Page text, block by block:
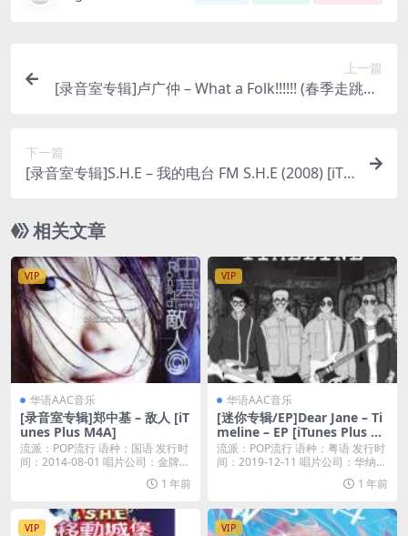
上一篇
[录音室专辑]卢广仲 – What a Folk!!!!!! (春季走跳版)
下一篇
[录音室专辑]S.H.E – 我的电台 FM S.H.E (2008) [iTu
相关文章
VIP
华语AAC音乐
[录音室专辑]郑中基 – 敌人 [iT
unes Plus M4A]
流派：POP流行 语种：国语 发行时
间：2014-08-01 唱片公司：金牌大
1 年前
VIP
华语AAC音乐
[迷你专辑/EP]Dear Jane – Ti
meline – EP [iTunes Plus M
4A]
流派：POP流行 语种：粤语 发行时
间：2019-12-11 唱片公司：华纳唱
1 年前
VIP VIP